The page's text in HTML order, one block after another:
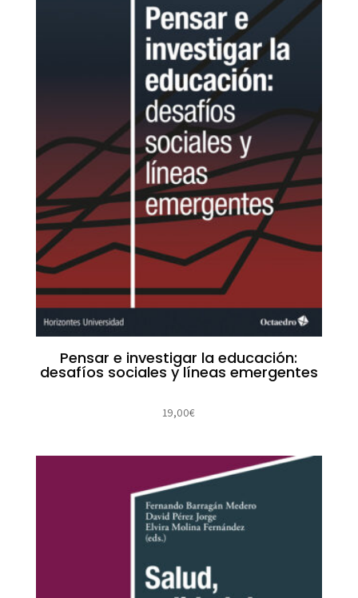
Pensar e investigar la educación:
desafíos sociales y líneas emergentes
19,00€